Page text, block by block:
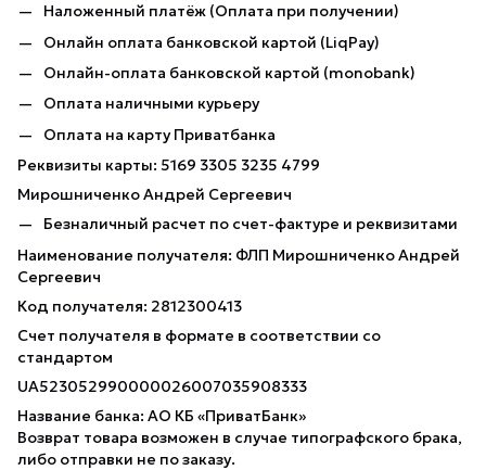
Наложенный платёж (Оплата при получении)
Онлайн оплата банковской картой (LiqPay)
Онлайн-оплата банковской картой (monobank)
Оплата наличными курьеру
Оплата на карту Приватбанка
Реквизиты карты: 5169 3305 3235 4799
Мирошниченко Андрей Сергеевич
Безналичный расчет по счет-фактуре и реквизитами
Наименование получателя: ФЛП Мирошниченко Андрей
Сергеевич
Код получателя: 2812300413
Счет получателя в формате в соответствии со
стандартом
UA523052990000026007035908333
Название банка: АО КБ «ПриватБанк»
Возврат товара возможен в случае типографского брака,
либо отправки не по заказу.